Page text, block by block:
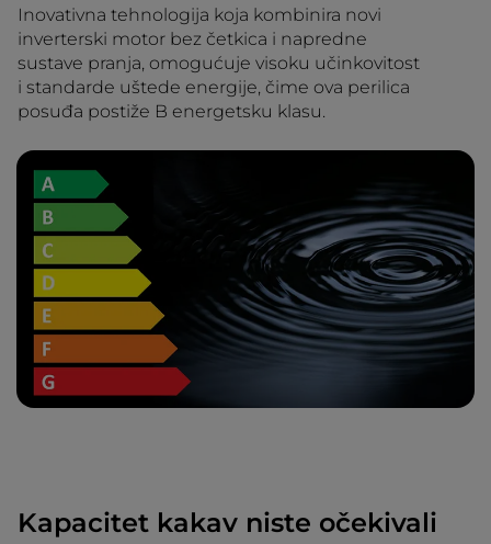
Inovativna tehnologija koja kombinira novi
inverterski motor bez četkica i napredne
sustave pranja, omogućuje visoku učinkovitost
i standarde uštede energije, čime ova perilica
posuđa postiže B energetsku klasu.
Kapacitet kakav niste očekivali